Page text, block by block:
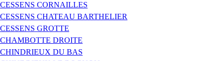
CESSENS CORNAILLES
CESSENS CHATEAU BARTHELIER
CESSENS GROTTE
CHAMBOTTE DROITE
CHINDRIEUX DU BAS